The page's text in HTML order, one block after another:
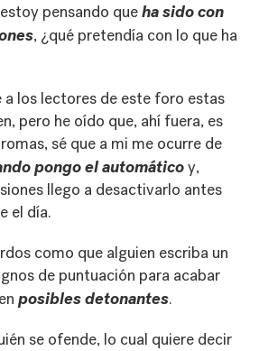
pensando queha sido con
, ¿qué pretendía con lo que ha
a los lectores de este foro estas
pero he oído que, ahí fuera, es
sé que a mi me ocurre de
pongo el automáticoy,
llego a desactivarlo antes
el día.
como que alguien escriba un
de puntuación para acabar
posibles detonantes.
se ofende, lo cual quiere decir